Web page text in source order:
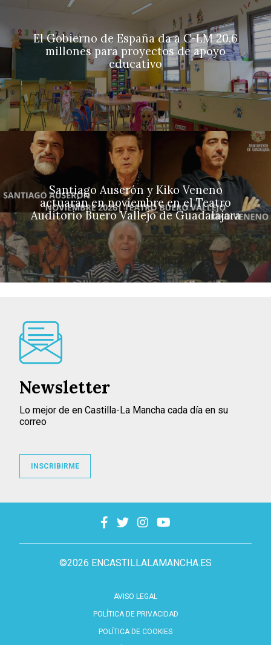
El Gobierno de España da a C-LM 20,6
millones para proyectos de apoyo
educativo
Santiago Auserón y Kiko Veneno
actuarán en noviembre en el Teatro
Auditorio Buero Vallejo de Guadalajara
©2026 ENCASTILLALAMANCHA.ES
AVISO LEGAL
POLÍTICA DE PRIVACIDAD
POLÍTICA DE COOKIES
Newsletter
Lo mejor de en Castilla-La Mancha cada día en su
correo
INSCRIBIRME